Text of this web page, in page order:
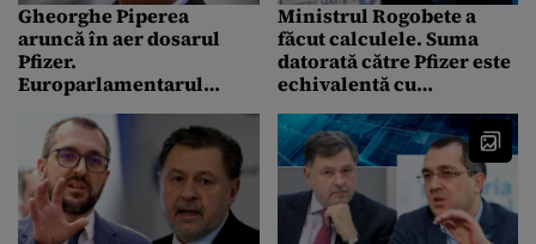
Gheorghe Piperea
aruncă în aer dosarul
Pfizer.
Europarlamentarul
avut șanse reale să
câștige procesul
Ministrul Rogobete a
făcut calculele. Suma
datorată către Pfizer este
echivalentă cu
patrulea spital regional
din România